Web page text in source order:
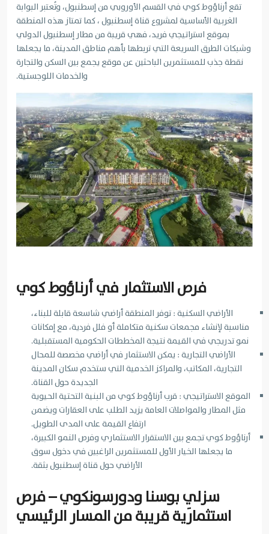
تقع أرناؤوط كوي في القسم الأوروبي من إسطنبول، وتُعتبر البوابة
الغربية الأساسية لمشروع قناة إسطنبول ، كما تمتاز هذه المنطقة
بموقع استراتيجي فريد، فهي قريبة من مطار إسطنبول الدولي
وشبكات الطرق السريعة التي تربطها بأهم مناطق المدينة، ما يجعلها
نقطة جذب للمستثمرين الباحثين عن موقع يجمع بين السكن والتجارة
والخدمات اللوجستية.
فرص الاستثمار في أرناؤوط كوي
الأراضي السكنية : توفر المنطقة أراضي شاسعة قابلة للبناء،
مناسبة لإنشاء مجمعات سكنية متكاملة أو فلل فردية، مع إمكانات
نمو تدريجي في القيمة نتيجة المخططات الحكومية المستقبلية.
الأراضي التجارية : يمكن الاستثمار في أراضي مخصصة للمحال
التجارية، المكاتب، والمراكز الخدمية التي ستخدم سكان المدينة
الجديدة حول القناة.
الموقع الاستراتيجي : قرب أرناؤوط كوي من البنية التحتية الحيوية
مثل المطار والمواصلات العامة يزيد الطلب على العقارات ويضمن
ارتفاع القيمة على المدى الطويل.
أرناؤوط كوي تجمع بين الاستقرار الاستثماري وفرص النمو الكبيرة،
ما يجعلها الخيار الأول للمستثمرين الراغبين في دخول سوق
الأراضي حول قناة إسطنبول بثقة.
سزلِي بوسنا ودورسونكوي – فرص
استثمارية قريبة من المسار الرئيسي